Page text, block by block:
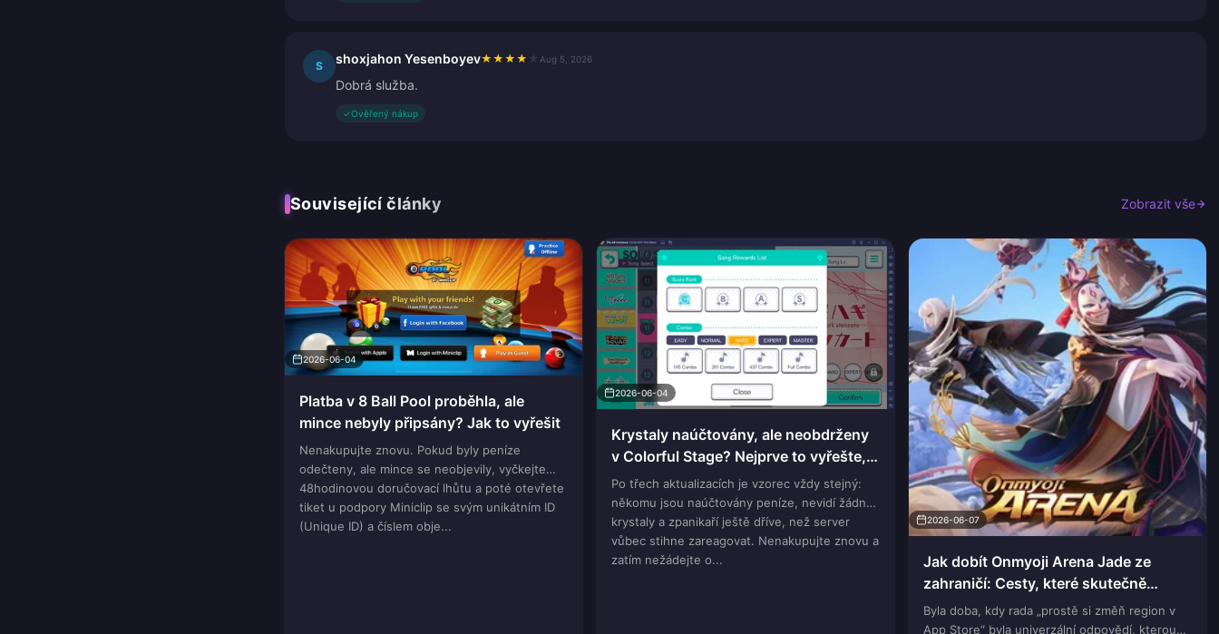
S shoxjahon Yesenboyev★ ★ ★ ★ Aug 5, 2026
Dobrá služba.
✓Ověřený nákup
Související články Zobrazit vše
2026-06-04
Platba v 8 Ball Pool proběhla, ale
mince nebyly připsány? Jak to vyřešit
Nenakupujte znovu. Pokud byly peníze
odečteny, ale mince se neobjevily, vyčkejte
48hodinovou doručovací lhůtu a poté otevřete
tiket u podpory Miniclip se svým unikátním ID
(Unique ID) a číslem obje...
2026-06-04
Krystaly naúčtovány, ale neobdrženy
v Colorful Stage? Nejprve to vyřešte,
vrácení peněz nechte jako poslední
možnost
Po třech aktualizacích je vzorec vždy stejný:
někomu jsou naúčtovány peníze, nevidí žádné
krystaly a zpanikaří ještě dříve, než server
vůbec stihne zareagovat. Nenakupujte znovu a
zatím nežádejte o...
2026-06-07
Jak dobít Onmyoji Arena Jade ze
zahraničí: Cesty, které skutečně
fungují
Byla doba, kdy rada „prostě si změň region v
App Store“ byla univerzální odpovědí, kterou